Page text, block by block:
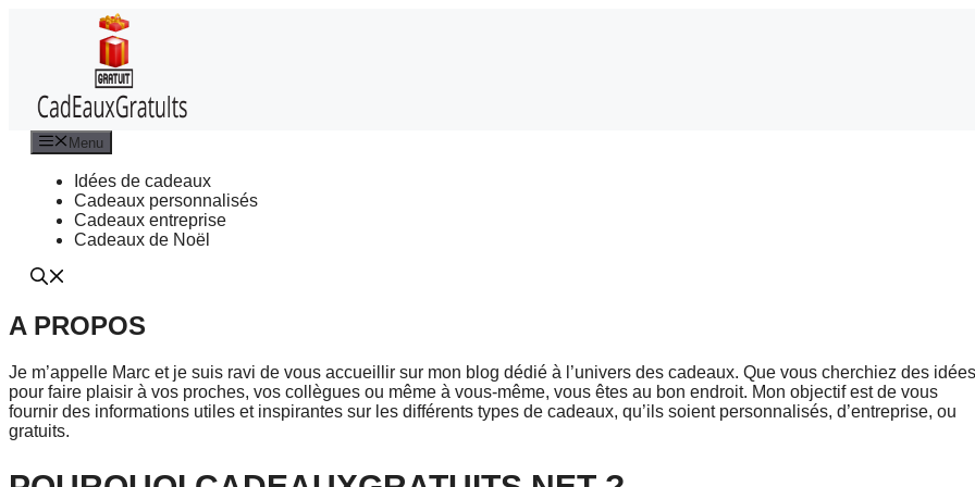
Menu
Idées de cadeaux
Cadeaux personnalisés
Cadeaux entreprise
Cadeaux de Noël
A PROPOS
Je m’appelle Marc et je suis ravi de vous accueillir sur mon blog dédié à l’univers des cadeaux. Que vous cherchiez des idées
pour faire plaisir à vos proches, vos collègues ou même à vous-même, vous êtes au bon endroit. Mon objectif est de vous
fournir des informations utiles et inspirantes sur les différents types de cadeaux, qu’ils soient personnalisés, d’entreprise, ou
gratuits.